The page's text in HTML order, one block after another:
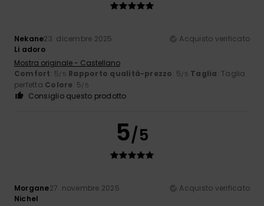
Nekane23. dicembre 2025
Acquisto verificato
Li adoro
Mostra originale - Castellano
Comfort: 5/5 Rapporto qualità-prezzo: 5/5 Taglia: Taglia
perfetta Colore: 5/5
Consiglio questo prodotto
5/5
Morgane27. novembre 2025
Acquisto verificato
Nichel